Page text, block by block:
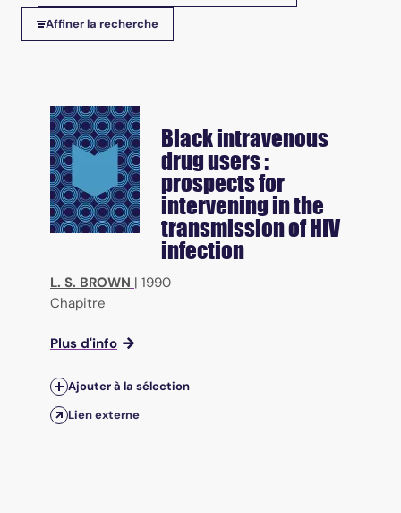
Tris disponibles
Affiner la recherche
Black intravenous
drug users :
prospects for
intervening in the
transmission of HIV
infection
L. S. BROWN | 1990
Chapitre
Plus d'info
Ajouter à la sélection
Lien externe